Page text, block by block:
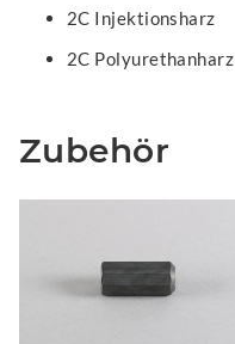
2C Injektionsharz
2C Polyurethanharz
Zubehör